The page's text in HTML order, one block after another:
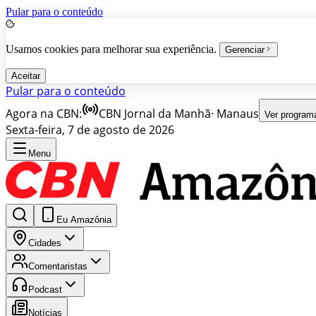
Pular para o conteúdo
Usamos cookies para melhorar sua experiência. Gerenciar
Aceitar
Pular para o conteúdo
Agora na CBN:
CBN Jornal da Manhã· Manaus Ver
Sexta-feira, 7 de agosto de 2026
Menu
Eu Amazônia
Cidades
Comentaristas
Podcast
Notícias